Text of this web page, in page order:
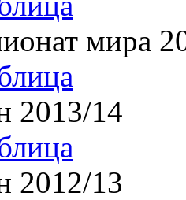
мира
2013/14
2012/13